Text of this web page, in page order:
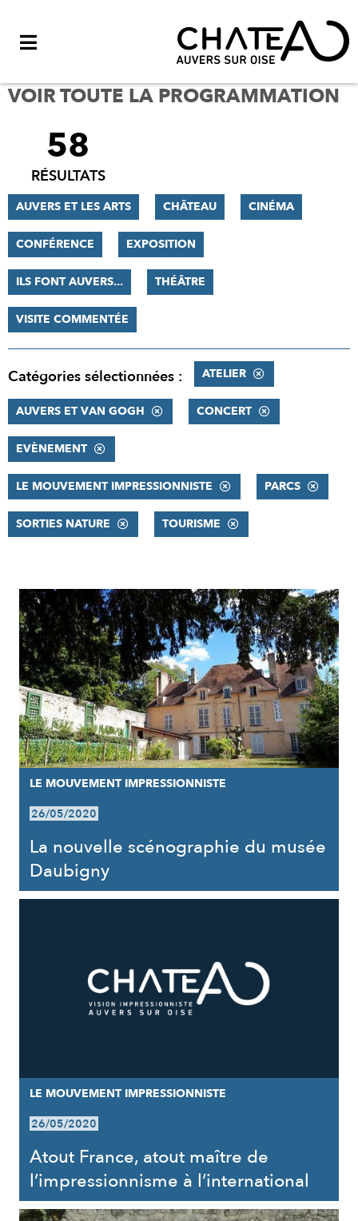
VOIR TOUTE LA PROGRAMMATION
FILTRER
RÉSULTATS
58
RÉSULTATS
AUVERS ET LES ARTS CHÂTEAU CINÉMA
CONFÉRENCE EXPOSITION
ILS FONT AUVERS... THÉÂTRE
VISITE COMMENTÉE
Catégories sélectionnées : ATELIER
AUVERS ET VAN GOGH CONCERT
EVÈNEMENT
LE MOUVEMENT IMPRESSIONNISTE PARCS
SORTIES NATURE TOURISME
RÉSULTATS
LE MOUVEMENT IMPRESSIONNISTE
26/05/2020
La nouvelle scénographie du musée
Daubigny
LE MOUVEMENT IMPRESSIONNISTE
26/05/2020
Atout France, atout maître de
l’impressionnisme à l’international